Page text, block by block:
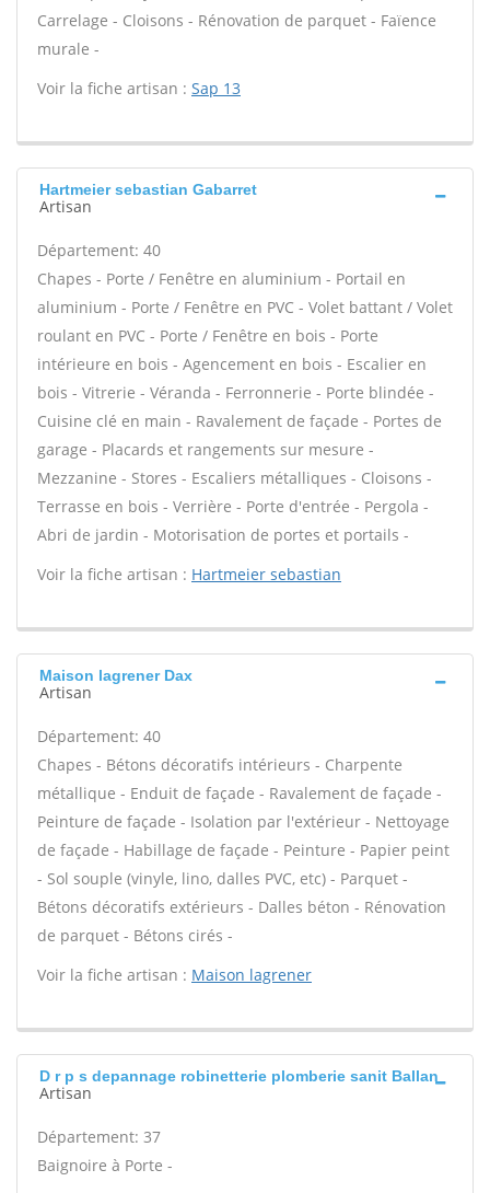
Carrelage - Cloisons - Rénovation de parquet - Faïence
murale -
Voir la fiche artisan : Sap 13
Hartmeier sebastian Gabarret
Artisan
Département: 40
Chapes - Porte / Fenêtre en aluminium - Portail en
aluminium - Porte / Fenêtre en PVC - Volet battant / Volet
roulant en PVC - Porte / Fenêtre en bois - Porte
intérieure en bois - Agencement en bois - Escalier en
bois - Vitrerie - Véranda - Ferronnerie - Porte blindée -
Cuisine clé en main - Ravalement de façade - Portes de
garage - Placards et rangements sur mesure -
Mezzanine - Stores - Escaliers métalliques - Cloisons -
Terrasse en bois - Verrière - Porte d'entrée - Pergola -
Abri de jardin - Motorisation de portes et portails -
Voir la fiche artisan : Hartmeier sebastian
Maison lagrener Dax
Artisan
Département: 40
Chapes - Bétons décoratifs intérieurs - Charpente
métallique - Enduit de façade - Ravalement de façade -
Peinture de façade - Isolation par l'extérieur - Nettoyage
de façade - Habillage de façade - Peinture - Papier peint
- Sol souple (vinyle, lino, dalles PVC, etc) - Parquet -
Bétons décoratifs extérieurs - Dalles béton - Rénovation
de parquet - Bétons cirés -
Voir la fiche artisan : Maison lagrener
D r p s depannage robinetterie plomberie sanit Ballan
Artisan
Département: 37
Baignoire à Porte -